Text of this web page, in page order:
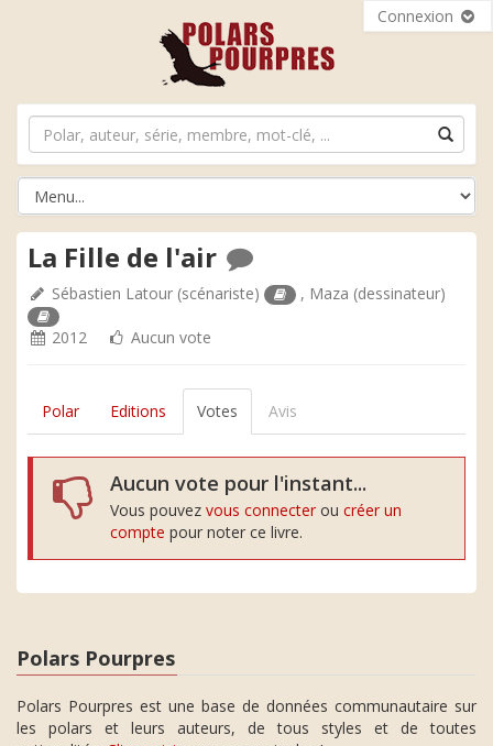
Connexion
La Fille de l'air
Sébastien Latour (scénariste) , Maza (dessinateur)
2012 Aucun vote
Polar Editions Votes Avis
Aucun vote pour l'instant...
Vous pouvez vous connecter ou créer un
compte pour noter ce livre.
Polars Pourpres
Polars Pourpres est une base de données communautaire sur
les polars et leurs auteurs, de tous styles et de toutes